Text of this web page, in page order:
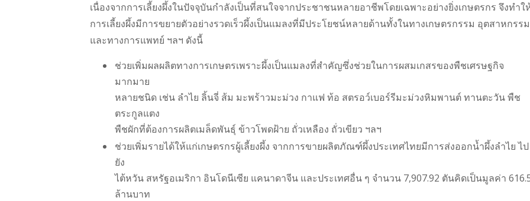
เนื่องจากการเลี้ยงผึ้งในปัจจุบันกำลังเป็นที่สนใจจากประชาชนหลายอาชีพโดยเฉพาะอย่างยิ่งเกษตรกร จึงทำใ
การเลี้ยงผึ้งมีการขยายตัวอย่างรวดเร็วผึ้งเป็นแมลงที่มีประโยชน์หลายด้านทั้งในทางเกษตรกรรม อุตสาหกรรม
และทางการแพทย์ ฯลฯ ดังนี้
ช่วยเพิ่มผลผลิตทางการเกษตรเพราะผึ้งเป็นแมลงที่สำคัญซึ่งช่วยในการผสมเกสรของพืชเศรษฐกิจ
มากมาย
หลายชนิด เช่น ลำไย ลิ้นจี่ ส้ม มะพร้าวมะม่วง กาแฟ ท้อ สตรอว์เบอร์รีมะม่วงหิมพานต์ ทานตะวัน พืช
ตระกูลแตง
พืชผักที่ต้องการผลิตเมล็ดพันธุ์ ข้าวโพดฝ้าย ถั่วเหลือง ถั่วเขียว ฯลฯ
ช่วยเพิ่มรายได้ให้แก่เกษตรกรผู้เลี้ยงผึ้ง จากการขายผลิตภัณฑ์ผึ้งประเทศไทยมีการส่งออกน้ำผึ้งลำไย ไป
ยัง
ไต้หวัน สหรัฐอเมริกา อินโดนีเซีย แคนาดาจีน และประเทศอื่น ๆ จำนวน 7,907.92 ตันคิดเป็นมูลค่า
ล้านบาท